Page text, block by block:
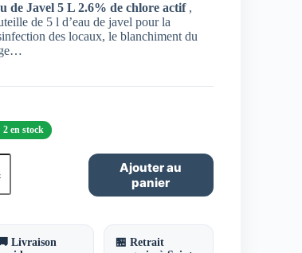
de Javel 5 L 2.6% de chlore actif,
de 5 l d’eau de javel pour la
des locaux, le blanchiment du
2 en stock
Ajouter au
panier
Livraison
🏪 Retrait